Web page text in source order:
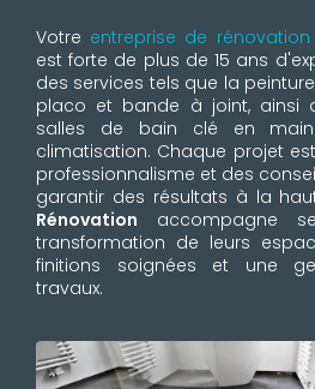
Votre entreprise de
est forte de plus de 15 ans
des services tels que la
placo et bande à joint, ainsi
salles de bain clé en
climatisation. Chaque projet
professionnalisme et des
garantir des résultats à la
Rénovation accompagne
transformation de leurs
finitions soignées et une
travaux.